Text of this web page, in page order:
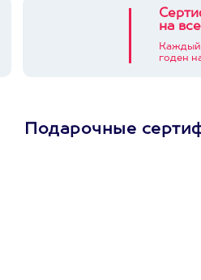
на
Каждый
годен
Подарочные